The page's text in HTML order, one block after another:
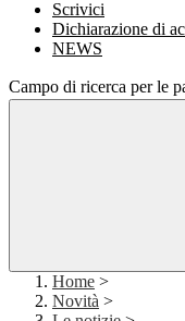
Scrivici
Dichiarazione di
NEWS
Campo di ricerca per le
Home >
Novità >